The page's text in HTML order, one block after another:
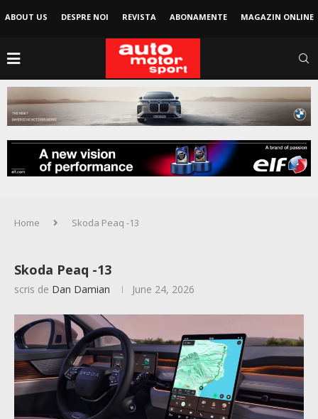
ABOUT US DESPRE NOI REVISTA ABONAMENTE MAGAZIN ONLINE
Home Skoda Peaq -13
Skoda Peaq -13
scris de Dan Damian June 24, 2026